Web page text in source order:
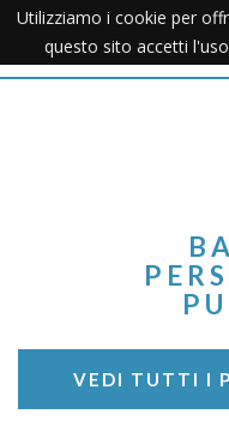
Utilizziamo i cookie per
questo sito accetti
VEDI TUTTI I